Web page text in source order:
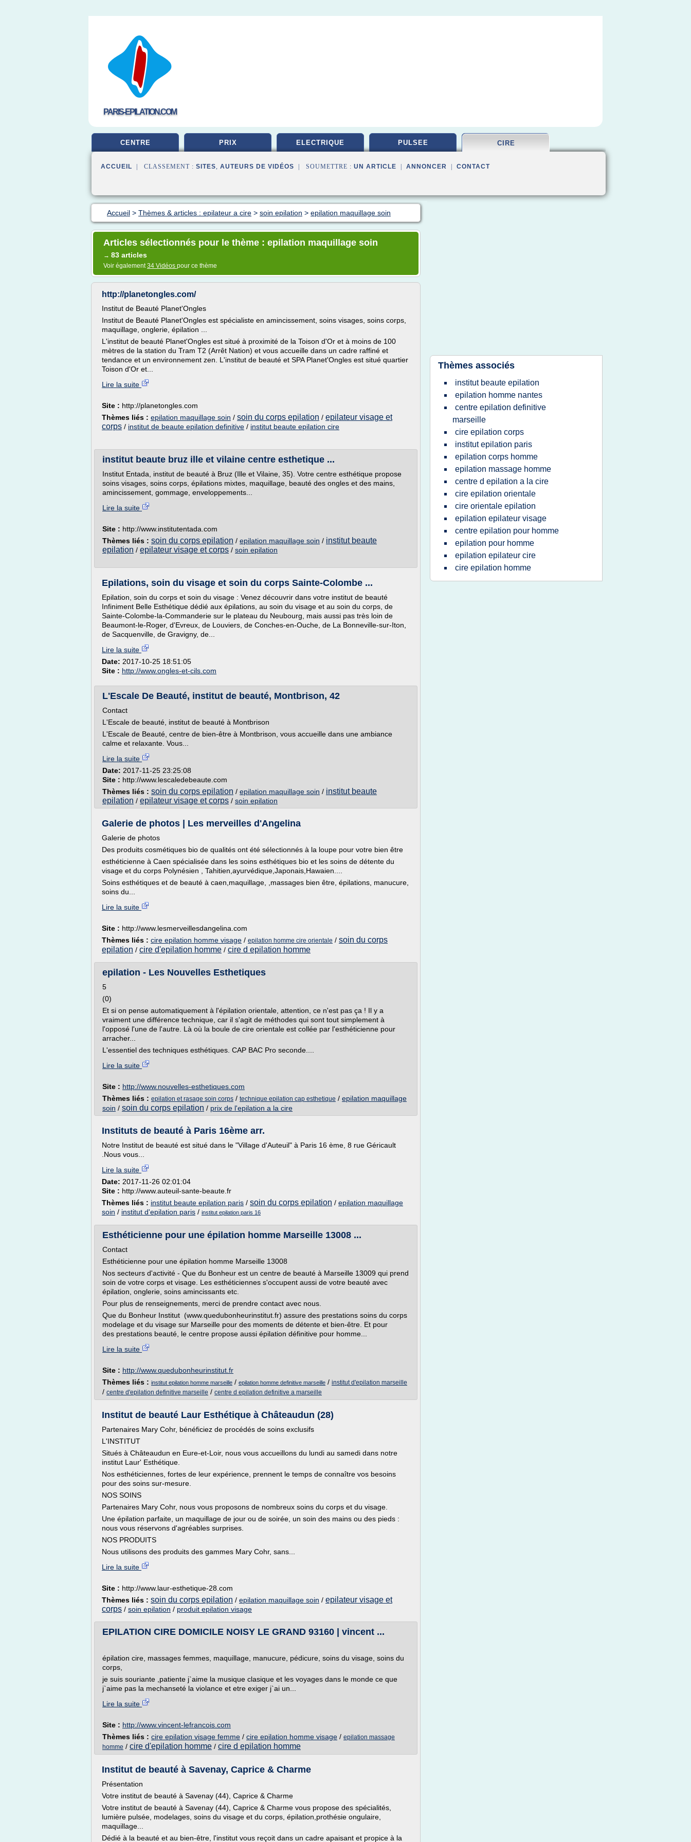
PARIS-EPILATION.COM
CENTRE PRIX ELECTRIQUE PULSEE CIRE
ACCUEIL | CLASSEMENT : SITES, AUTEURS DE VIDÉOS | SOUMETTRE : UN ARTICLE ANNONCER CONTACT
Accueil > Thèmes & articles : epilateur a cire > soin epilation > epilation maquillage soin
Articles sélectionnés pour le thème : epilation maquillage soin
→ 83 articles
Voir également34 Vidéos pour ce thème
http://planetongles.com/
Institut de Beauté Planet'Ongles
Institut de Beauté Planet'Ongles est spécialiste en amincissement, soins visages, soins corps,
maquillage, onglerie, épilation ...
L'institut de beauté Planet'Ongles est situé à proximité de la Toison d'Or et à moins de 100
mètres de la station du Tram T2 (Arrêt Nation) et vous accueille dans un cadre raffiné et
tendance et un environnement zen. L'institut de beauté et SPA Planet'Ongles est situé quartier
Toison d'Or et...
Lire la suite
Site : http://planetongles.com
Thèmes liés : epilation maquillage soin / soin du corps epilation / epilateur visage et
corps / institut de beaute epilation definitive / institut beaute epilation cire
institut beaute bruz ille et vilaine centre esthetique ...
Institut Entada, institut de beauté à Bruz (Ille et Vilaine, 35). Votre centre esthétique propose
soins visages, soins corps, épilations mixtes, maquillage, beauté des ongles et des mains,
amincissement, gommage, enveloppements...
Lire la suite
Site : http://www.institutentada.com
Thèmes liés : soin du corps epilation / epilation maquillage soin / institut beaute
epilation / epilateur visage et corps / soin epilation
Epilations, soin du visage et soin du corps Sainte-Colombe ...
Epilation, soin du corps et soin du visage : Venez découvrir dans votre institut de beauté
Infiniment Belle Esthétique dédié aux épilations, au soin du visage et au soin du corps, de
Sainte-Colombe-la-Commanderie sur le plateau du Neubourg, mais aussi pas très loin de
Beaumont-le-Roger, d'Evreux, de Louviers, de Conches-en-Ouche, de La Bonneville-sur-Iton,
de Sacquenville, de Gravigny, de...
Lire la suite
Date: 2017-10-25 18:51:05
Site : http://www.ongles-et-cils.com
L'Escale De Beauté, institut de beauté, Montbrison, 42
Contact
L'Escale de beauté, institut de beauté à Montbrison
L'Escale de Beauté, centre de bien-être à Montbrison, vous accueille dans une ambiance
calme et relaxante. Vous...
Lire la suite
Date: 2017-11-25 23:25:08
Site : http://www.lescaledebeaute.com
Thèmes liés : soin du corps epilation / epilation maquillage soin / institut beaute
epilation / epilateur visage et corps / soin epilation
Galerie de photos | Les merveilles d'Angelina
Galerie de photos
Des produits cosmétiques bio de qualités ont été sélectionnés à la loupe pour votre bien être
esthéticienne à Caen spécialisée dans les soins esthétiques bio et les soins de détente du
visage et du corps Polynésien , Tahitien,ayurvédique,Japonais,Hawaien....
Soins esthétiques et de beauté à caen,maquillage, ,massages bien être, épilations, manucure,
soins du...
Lire la suite
Site : http://www.lesmerveillesdangelina.com
Thèmes liés : cire epilation homme visage / epilation homme cire orientale / soin du corps
epilation / cire d'epilation homme / cire d epilation homme
epilation - Les Nouvelles Esthetiques
5
(0)
Et si on pense automatiquement à l'épilation orientale, attention, ce n'est pas ça ! Il y a
vraiment une différence technique, car il s'agit de méthodes qui sont tout simplement à
l'opposé l'une de l'autre. Là où la boule de cire orientale est collée par l'esthéticienne pour
arracher...
L'essentiel des techniques esthétiques. CAP BAC Pro seconde....
Lire la suite
Site : http://www.nouvelles-esthetiques.com
Thèmes liés : epilation et rasage soin corps / technique epilation cap esthetique / epilation maquillage
soin / soin du corps epilation / prix de l'epilation a la cire
Instituts de beauté à Paris 16ème arr.
Notre Institut de beauté est situé dans le "Village d'Auteuil" à Paris 16 ème, 8 rue Géricault
.Nous vous...
Lire la suite
Date: 2017-11-26 02:01:04
Site : http://www.auteuil-sante-beaute.fr
Thèmes liés : institut beaute epilation paris / soin du corps epilation / epilation maquillage
soin / institut d'epilation paris / institut epilation paris 16
Esthéticienne pour une épilation homme Marseille 13008 ...
Contact
Esthéticienne pour une épilation homme Marseille 13008
Nos secteurs d'activité - Que du Bonheur est un centre de beauté à Marseille 13009 qui prend
soin de votre corps et visage. Les esthéticiennes s'occupent aussi de votre beauté avec
épilation, onglerie, soins amincissants etc.
Pour plus de renseignements, merci de prendre contact avec nous.
Que du Bonheur Institut (www.quedubonheurinstitut.fr) assure des prestations soins du corps
modelage et du visage sur Marseille pour des moments de détente et bien-être. Et pour
des prestations beauté, le centre propose aussi épilation définitive pour homme...
Lire la suite
Site : http://www.quedubonheurinstitut.fr
Thèmes liés : institut epilation homme marseille / epilation homme definitive marseille / institut d'epilation marseille
/ centre d'epilation definitive marseille / centre d epilation definitive a marseille
Institut de beauté Laur Esthétique à Châteaudun (28)
Partenaires Mary Cohr, bénéficiez de procédés de soins exclusifs
L'INSTITUT
Situés à Châteaudun en Eure-et-Loir, nous vous accueillons du lundi au samedi dans notre
institut Laur' Esthétique.
Nos esthéticiennes, fortes de leur expérience, prennent le temps de connaître vos besoins
pour des soins sur-mesure.
NOS SOINS
Partenaires Mary Cohr, nous vous proposons de nombreux soins du corps et du visage.
Une épilation parfaite, un maquillage de jour ou de soirée, un soin des mains ou des pieds :
nous vous réservons d'agréables surprises.
NOS PRODUITS
Nous utilisons des produits des gammes Mary Cohr, sans...
Lire la suite
Site : http://www.laur-esthetique-28.com
Thèmes liés : soin du corps epilation / epilation maquillage soin / epilateur visage et
corps / soin epilation / produit epilation visage
EPILATION CIRE DOMICILE NOISY LE GRAND 93160 | vincent ...
épilation cire, massages femmes, maquillage, manucure, pédicure, soins du visage, soins du
corps,
je suis souriante ,patiente j`aime la musique clasique et les voyages dans le monde ce que
j`aime pas la mechanseté la violance et etre exiger j`ai un...
Lire la suite
Site : http://www.vincent-lefrancois.com
Thèmes liés : cire epilation visage femme / cire epilation homme visage / epilation massage
homme / cire d'epilation homme / cire d epilation homme
Institut de beauté à Savenay, Caprice & Charme
Présentation
Votre institut de beauté à Savenay (44), Caprice & Charme
Votre institut de beauté à Savenay (44), Caprice & Charme vous propose des spécialités,
lumière pulsée, modelages, soins du visage et du corps, épilation,prothésie ongulaire,
maquillage...
Dédié à la beauté et au bien-être, l'institut vous reçoit dans un cadre apaisant et propice à la
Thèmes associés
institut beaute epilation
epilation homme nantes
centre epilation definitive
marseille
cire epilation corps
institut epilation paris
epilation corps homme
epilation massage homme
centre d epilation a la cire
cire epilation orientale
cire orientale epilation
epilation epilateur visage
centre epilation pour homme
epilation pour homme
epilation epilateur cire
cire epilation homme